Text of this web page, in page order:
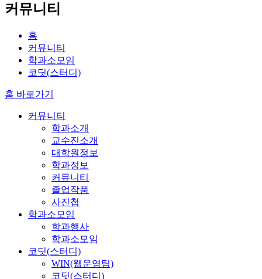
커뮤니티
홈
커뮤니티
학과소모임
코딧(스터디)
홈 바로가기
커뮤니티
학과소개
교수진소개
대학원정보
학과정보
커뮤니티
졸업작품
사진첩
학과소모임
학과행사
학과소모임
코딧(스터디)
WIN(웹운영팀)
코딧(스터디)